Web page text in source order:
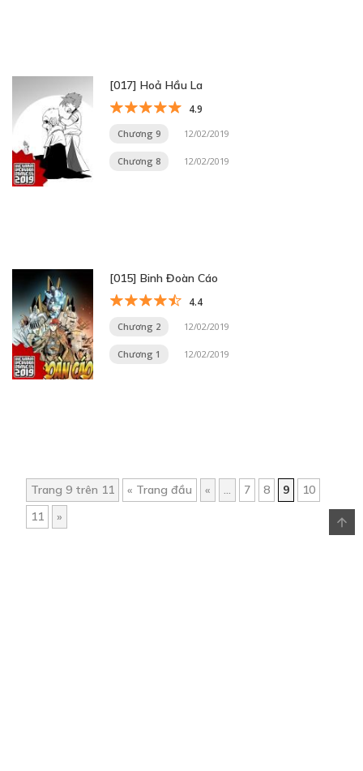
[017] Hoả Hầu La
4.9
Chương 9 12/02/2019
Chương 8 12/02/2019
[015] Binh Đoàn Cáo
4.4
Chương 2 12/02/2019
Chương 1 12/02/2019
Trang 9 trên 11 « Trang đầu « ... 7 8 9
10
11
»